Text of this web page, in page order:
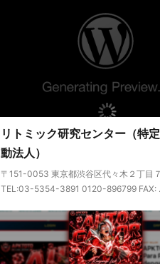
リトミック研究センター（特
動法人）
〒151-0053 東京都渋谷区代々木２丁目
TEL:03-5354-3891 0120-896799 FAX: